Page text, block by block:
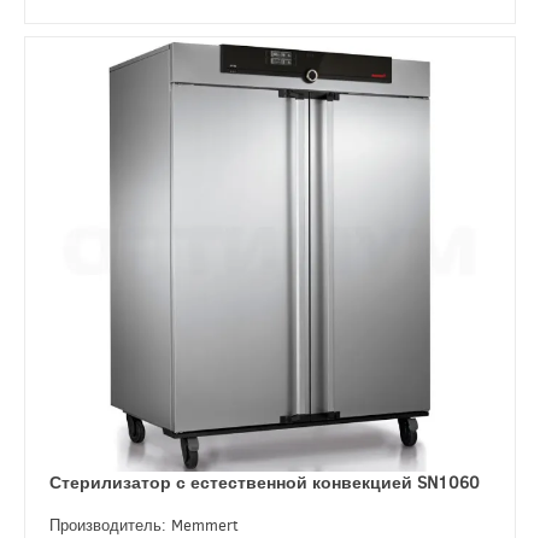
Стерилизатор с естественной конвекцией SN1060
Производитель: Memmert